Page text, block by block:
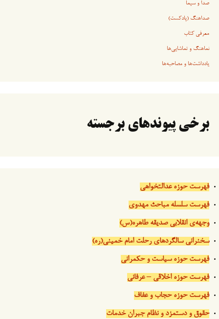
صدا و سیما
صداهنگ (پادکست)
معرفی کتاب
نماهنگ و تماشایی‌ها
یادداشت‌ها و مصاحبه‌ها
برخی پیوندهای برجسته
فهرست حوزه عدالتخواهی
فهرست سلسله مباحث مهدوی
وجهه‌ی انقلابی صدیقه طاهره(س)
سخنرانی سالگردهای رحلت امام خمینی(ره)
فهرست حوزه سیاست و حکمرانی
فهرست حوزه اخلاقی – عرفانی
فهرست حوزه حجاب و عفاف
حقوق و دستمزد و نظام جبران خدمات